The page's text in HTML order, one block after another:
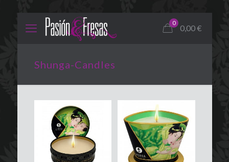
0
0,00€
Shunga-Candles